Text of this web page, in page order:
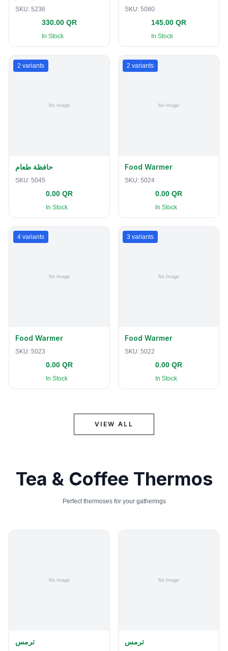
SKU: 5236
330.00 QR
In Stock
SKU: 5080
145.00 QR
In Stock
2 variants
حافظة طعام
SKU: 5045
0.00 QR
In Stock
2 variants
Food Warmer
SKU: 5024
0.00 QR
In Stock
4 variants
Food Warmer
SKU: 5023
0.00 QR
In Stock
3 variants
Food Warmer
SKU: 5022
0.00 QR
In Stock
VIEW ALL
Tea & Coffee Thermos
Perfect thermoses for your gatherings
ترمس ترمس